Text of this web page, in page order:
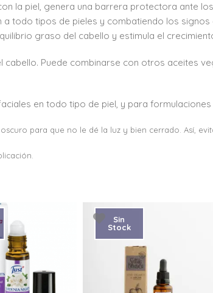
la piel, genera una barrera protectora ante
todo tipos de pieles y combatiendo los signos
graso del cabello y estimula el
cabello. Puede combinarse con otros aceites
en todo tipo de piel, y para
para que no le dé la luz y bien cerrado. Así,
Sin
Stock